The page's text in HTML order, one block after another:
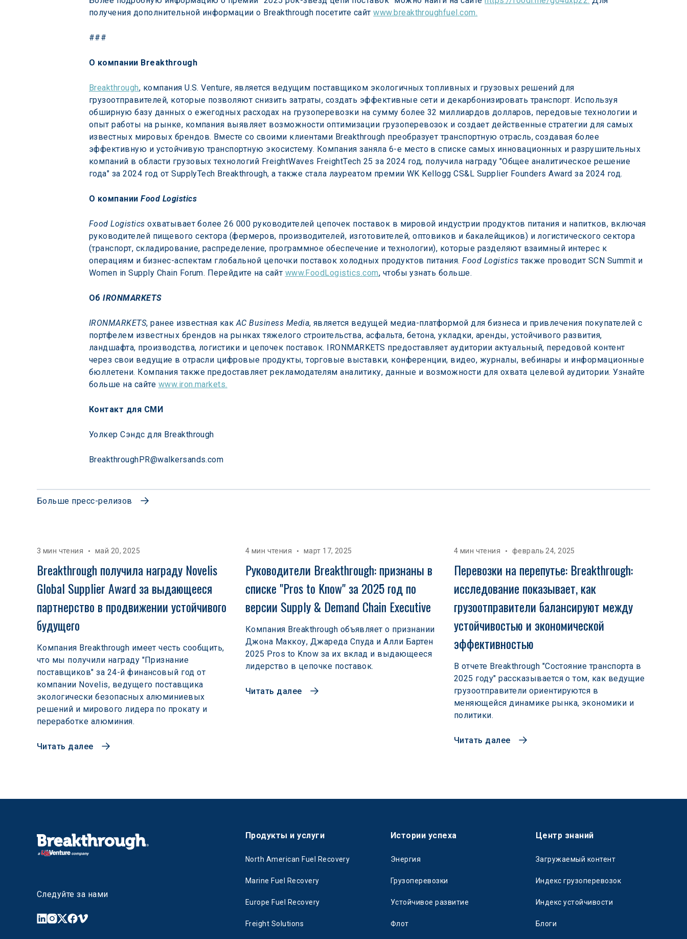
получения дополнительной информации о Breakthrough посетите сайт www.breakthroughfuel.com.
###
О компании Breakthrough
Breakthrough, компания U.S. Venture, является ведущим поставщиком экологичных топливных и грузовых решений для
грузоотправителей, которые позволяют снизить затраты, создать эффективные сети и декарбонизировать транспорт. Используя
обширную базу данных о ежегодных расходах на грузоперевозки на сумму более 32 миллиардов долларов, передовые технологии и
опыт работы на рынке, компания выявляет возможности оптимизации грузоперевозок и создает действенные стратегии для самых
известных мировых брендов. Вместе со своими клиентами Breakthrough преобразует транспортную отрасль, создавая более
эффективную и устойчивую транспортную экосистему. Компания заняла 6-е место в списке самых инновационных и разрушительных
компаний в области грузовых технологий FreightWaves FreightTech 25 за 2024 год, получила награду "Общее аналитическое решение
года" за 2024 год от SupplyTech Breakthrough, а также стала лауреатом премии WK Kellogg CS&L Supplier Founders Award за 2024 год.
О компании Food Logistics
Food Logistics охватывает более 26 000 руководителей цепочек поставок в мировой индустрии продуктов питания и напитков, включая
руководителей пищевого сектора (фермеров, производителей, изготовителей, оптовиков и бакалейщиков) и логистического сектора
(транспорт, складирование, распределение, программное обеспечение и технологии), которые разделяют взаимный интерес к
операциям и бизнес-аспектам глобальной цепочки поставок холодных продуктов питания. Food Logistics также проводит SCN Summit и
Women in Supply Chain Forum. Перейдите на сайт www.FoodLogistics.com, чтобы узнать больше.
Об IRONMARKETS
IRONMARKETS, ранее известная как AC Business Media, является ведущей медиа-платформой для бизнеса и привлечения покупателей с
портфелем известных брендов на рынках тяжелого строительства, асфальта, бетона, укладки, аренды, устойчивого развития,
ландшафта, производства, логистики и цепочек поставок. IRONMARKETS предоставляет аудитории актуальный, передовой контент
через свои ведущие в отрасли цифровые продукты, торговые выставки, конференции, видео, журналы, вебинары и информационные
бюллетени. Компания также предоставляет рекламодателям аналитику, данные и возможности для охвата целевой аудитории. Узнайте
больше на сайте www.iron.markets.
Контакт для СМИ
Уолкер Сэндс для Breakthrough
BreakthroughPR@walkersands.com
Больше пресс-релизов
3 мин чтения май 20, 2025
Breakthrough получила награду Novelis
Global Supplier Award за выдающееся
партнерство в продвижении устойчивого
будущего
Компания Breakthrough имеет честь сообщить,
что мы получили награду "Признание
поставщиков" за 24-й финансовый год от
компании Novelis, ведущего поставщика
экологически безопасных алюминиевых
решений и мирового лидера по прокату и
переработке алюминия.
Читать далее
4 мин чтения март 17, 2025
Руководители Breakthrough: признаны в
списке "Pros to Know" за 2025 год по
версии Supply & Demand Chain Executive
Компания Breakthrough объявляет о признании
Джона Маккоу, Джареда Спуда и Алли Бартен
2025 Pros to Know за их вклад и выдающееся
лидерство в цепочке поставок.
Читать далее
4 мин чтения февраль 24, 2025
Перевозки на перепутье: Breakthrough:
исследование показывает, как
грузоотправители балансируют между
устойчивостью и экономической
эффективностью
В отчете Breakthrough "Состояние транспорта в
2025 году" рассказывается о том, как ведущие
грузоотправители ориентируются в
меняющейся динамике рынка, экономики и
политики.
Читать далее
Следуйте за нами
Продукты и услуги
North American Fuel Recovery
Marine Fuel Recovery
Europe Fuel Recovery
Freight Solutions
Истории успеха
Энергия
Грузоперевозки
Устойчивое развитие
Флот
Центр знаний
Загружаемый контент
Индекс грузоперевозок
Индекс устойчивости
Блоги